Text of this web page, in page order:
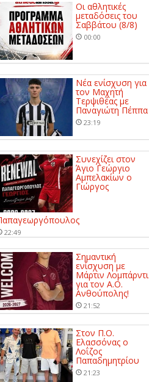
Οι αθλητικές
μεταδόσεις του
Σαββάτου (8/8)
00:00
Νέα ενίσχυση για
τον Μαχητή
Τερψιθέας με
Παναγιώτη Πέππα
23:19
Συνεχίζει στον
Άγιο Γεώργιο
Αμπελακίων ο
Γιώργος
22:49
Σημαντική
ενίσχυση με
Μάρτιν Λομπάρντι
για τον Α.Ο.
Ανθούπολης!
21:52
Στον Π.Ο.
Ελασσόνας ο
Λοΐζος
Παπαδημητρίου
21:23